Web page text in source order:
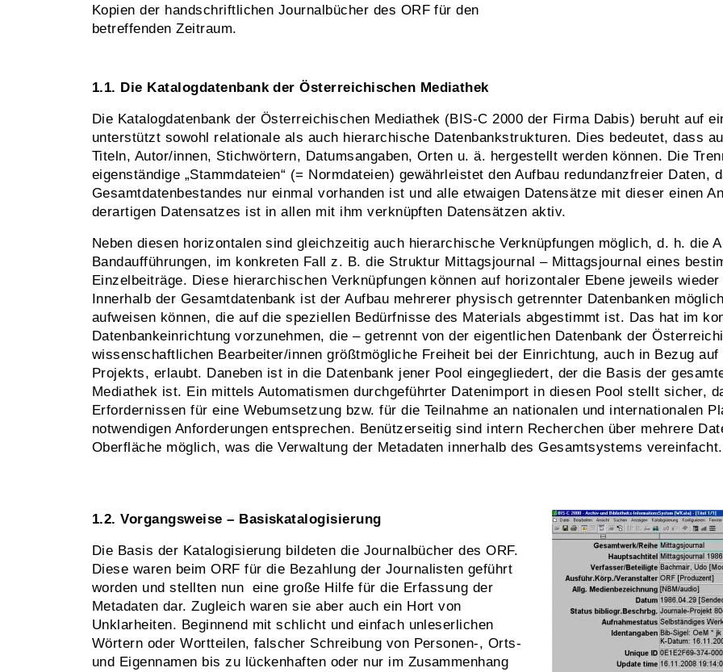
Kopien der handschriftlichen Journalbücher des ORF für den
betreffenden Zeitraum.
1.1. Die Katalogdatenbank der Österreichischen Mediathek
Die Katalogdatenbank der Österreichischen Mediathek (BIS-C 2000 der Firma Dabis) beruht auf
unterstützt sowohl relationale als auch hierarchische Datenbankstrukturen. Dies bedeutet, dass
Titeln, Autor/innen, Stichwörtern, Datumsangaben, Orten u. ä. hergestellt werden können. Die
eigenständige „Stammdateien“ (= Normdateien) gewährleistet den Aufbau redundanzfreier Daten,
Gesamtdatenbestandes nur einmal vorhanden ist und alle etwaigen Datensätze mit dieser einen
derartigen Datensatzes ist in allen mit ihm verknüpften Datensätzen aktiv.
Neben diesen horizontalen sind gleichzeitig auch hierarchische Verknüpfungen möglich, d. h. die
Bandaufführungen, im konkreten Fall z. B. die Struktur Mittagsjournal – Mittagsjournal eines
Einzelbeiträge. Diese hierarchischen Verknüpfungen können auf horizontaler Ebene jeweils
Innerhalb der Gesamtdatenbank ist der Aufbau mehrerer physisch getrennter Datenbanken
aufweisen können, die auf die speziellen Bedürfnisse des Materials abgestimmt ist. Das hat im
Datenbankeinrichtung vorzunehmen, die – getrennt von der eigentlichen Datenbank der
wissenschaftlichen Bearbeiter/innen größtmögliche Freiheit bei der Einrichtung, auch in Bezug
Projekts, erlaubt. Daneben ist in die Datenbank jener Pool eingegliedert, der die Basis der
Mediathek ist. Ein mittels Automatismen durchgeführter Datenimport in diesen Pool stellt sicher,
Erfordernissen für eine Webumsetzung bzw. für die Teilnahme an nationalen und internationalen
notwendigen Anforderungen entsprechen. Benützerseitig sind intern Recherchen über mehrere
Oberfläche möglich, was die Verwaltung der Metadaten innerhalb des Gesamtsystems vereinfacht.
1.2. Vorgangsweise – Basiskatalogisierung
Die Basis der Katalogisierung bildeten die Journalbücher des ORF.
Diese waren beim ORF für die Bezahlung der Journalisten geführt
worden und stellten nun eine große Hilfe für die Erfassung der
Metadaten dar. Zugleich waren sie aber auch ein Hort von
Unklarheiten. Beginnend mit schlicht und einfach unleserlichen
Wörtern oder Wortteilen, falscher Schreibung von Personen-, Orts-
und Eigennamen bis zu lückenhaften oder nur im Zusammenhang